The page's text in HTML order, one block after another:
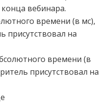
вебинара.
времени (в мс),
присутствовал на
времени (в
присутствовал на